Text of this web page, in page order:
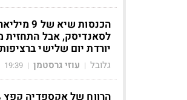
הכנסות שיא של
לסאנדיסק, אבל התחזית
יורדת יום שלישי ברציפות
גלובל | עוזי גרסטמן |
19:39